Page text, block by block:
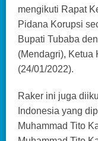
mengikuti Rapat
Pidana Korupsi
Bupati Tubaba
(Mendagri), Ketua
(24/01/2022).
Raker ini juga
Indonesia yang
Muhammad Tito